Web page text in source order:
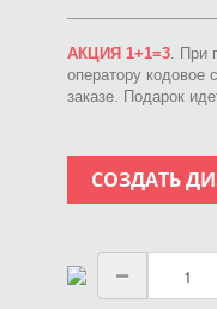
АКЦИЯ 1+1=3. При
оператору кодовое
заказе. Подарок
СОЗДАТЬ